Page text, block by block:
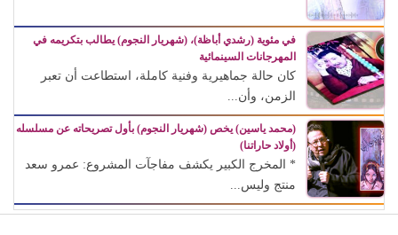
في مئوية (رشدي أباظة)، (شهريار النجوم) يطالب بتكريمه في
المهرجانات السينمائية
كان حالة جماهيرية وفنية كاملة، استطاعت أن تعبر
الزمن، وأن...
(محمد ياسين) يخص (شهريار النجوم) بأول تصريحاته عن مسلسله
(أولاد حاراتنا)
* المخرج الكبير يكشف مفاجآت المشروع: عمرو سعد
منتج وليس...